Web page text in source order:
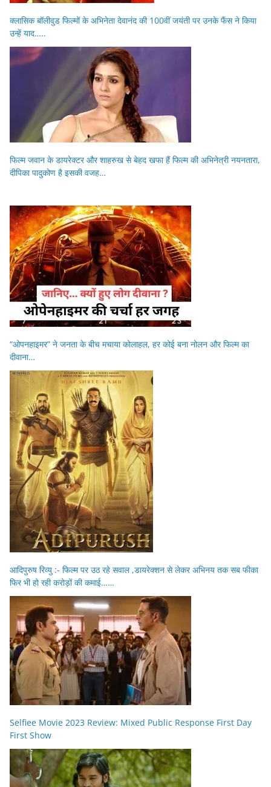
क्लासिक बॉलीवुड फिल्मों के अभिनेता देवानंद की 100वीं जयंती पर उनके फैंस ने किया
उन्हें याद…..
फिल्म जवान के डायरेक्टर और शाहरुख से बेहद खफा हैं फिल्म की अभिनेत्री नयनतारा,
दीपिका पादुकोण है इसकी वजह…
“ओपनहाइमर” ने जनता के बीच मचाया कोलाहल, हर कोई बना नोलन और फिल्म का
दीवाना…
आदिपुरुष रिव्यु :- फिल्म पर उठ रहे सवाल ,डायरेक्शन से लेकर अभिनय तक सब फीका
फिर भी हो रही करोड़ों की कमाई……
Selfiee Movie 2023 Review: Mixed Public Response First Day
First Show